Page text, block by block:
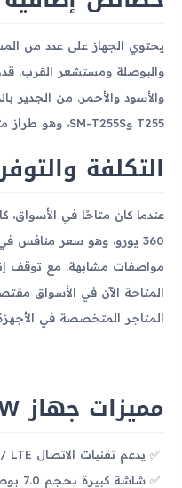
يحتوي الجهاز على عدد من
والبوصلة ومستشعر القرب.
T255 وSM-T255S، وهو طراز متفرد في السوق لفترة من الزمن.
التكلفة
360 يورو، وهو سعر منافس
مواصفات مشابهة. مع توقف
المتاحة الآن في الأسواق
المتاجر المتخصصة في
مميزات جهاز Samsung Galaxy W
يدعم تقنيات الاتصال GSM / HSPA / LTE
شاشة كبيرة بحجم 7.0 بوصات